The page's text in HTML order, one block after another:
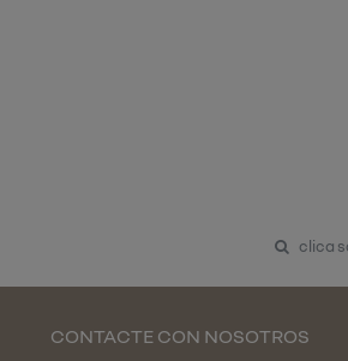
clica
CONTACTE CON NOSOTROS